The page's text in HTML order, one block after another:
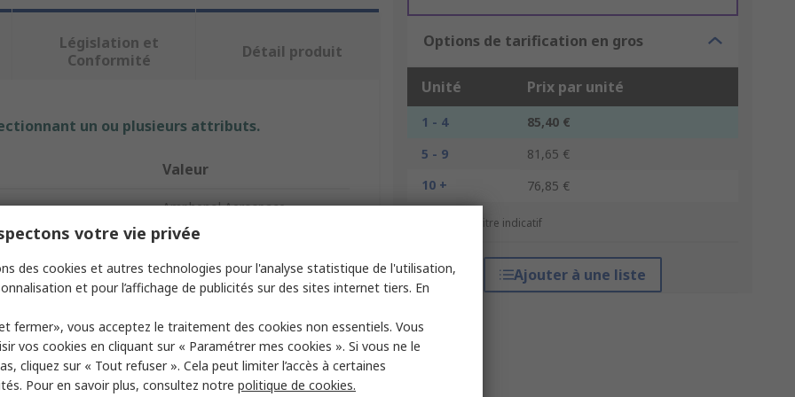
Options de tarification en gros
Unité Prix par unité
1 - 4
85,40 €
5 - 9
81,65 €
10 +
76,85 €
*Prix donné à titre indicatif
Ajouter à une liste
Législation et
Conformité
Détail produit
un ou plusieurs attributs.
Valeur
Amphenol Aerospace
contacts 13
Connecteur
5A
400V
votre vie privée
des cookies et autres technologies pour l'analyse statistique de l'utilisation,
et pour l’affichage de publicités sur des sites internet tiers. En
fermer», vous acceptez le traitement des cookies non essentiels. Vous
vos cookies en cliquant sur « Paramétrer mes cookies ». Si vous ne le
cliquez sur « Tout refuser ». Cela peut limiter l’accès à certaines
Pour en savoir plus, consultez notre politique de cookies.